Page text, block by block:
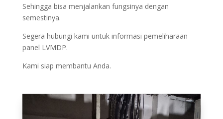
Sehingga bisa menjalankan fungsinya dengan
semestinya.
Segera hubungi kami untuk informasi pemeliharaan
panel LVMDP.
Kami siap membantu Anda.